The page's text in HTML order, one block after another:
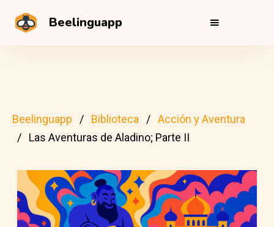
Beelinguapp
Beelinguapp Biblioteca
Acción y Aventura
Las Aventuras de Aladino; Parte II